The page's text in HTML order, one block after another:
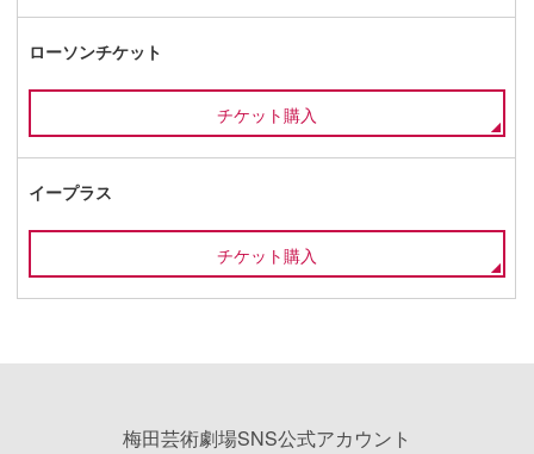
ローソンチケット
チケット購入
イープラス
チケット購入
梅田芸術劇場SNS公式アカウント